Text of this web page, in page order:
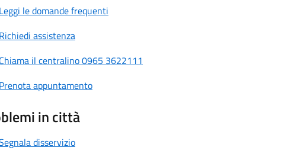
Leggi le domande frequenti
Richiedi assistenza
Chiama il centralino 0965 3622111
Prenota appuntamento
in città
disservizio